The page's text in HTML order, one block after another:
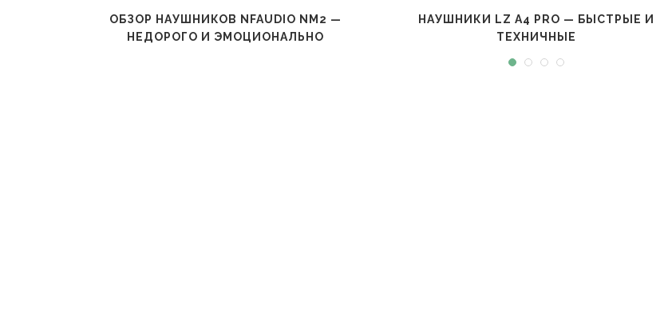
ОБЗОР НАУШНИКОВ NFAUDIO NM2 —
НЕДОРОГО И ЭМОЦИОНАЛЬНО
НАУШНИКИ LZ A4 PRO — БЫСТРЫЕ И
ТЕХНИЧНЫЕ